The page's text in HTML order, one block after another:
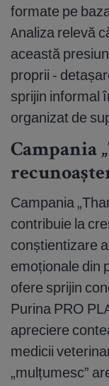
formate pe
Analiza relevă
această
proprii -
sprijin informal
organizat de
Campania
Campania
contribuie la
conștientizare
emoționale din
ofere sprijin
Purina PRO
apreciere
medicii
„mulțumesc”